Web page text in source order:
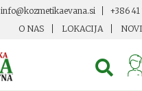
info@kozmetikaevana.si
+386 41
O NAS
LOKACIJA